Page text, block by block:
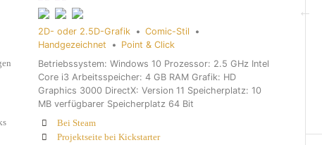
2D- oder 2.5D-Grafik • Comic-Stil
•
Handgezeichnet
• Point & Click
Betriebssystem: Windows 10 Prozessor: 2.5 GHz Intel
Core i3 Arbeitsspeicher: 4 GB RAM Grafik: HD
Graphics 3000 DirectX: Version 11 Speicherplatz: 10
MB verfügbarer Speicherplatz 64 Bit
Bei Steam
Projektseite bei Kickstarter